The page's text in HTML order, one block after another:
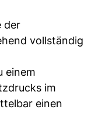
der
vollständig
einem
im
einen